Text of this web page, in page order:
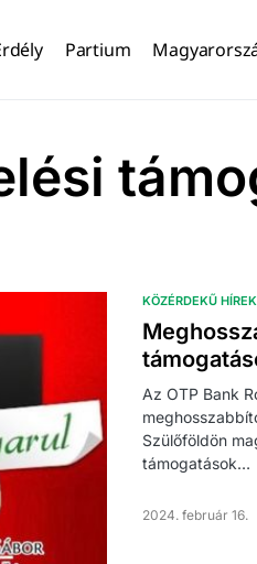
Partium
KÖZÉRDEKŰ HÍREK
Az OTP Bank
Szülőföldön
támogatások…
2024. február 16.